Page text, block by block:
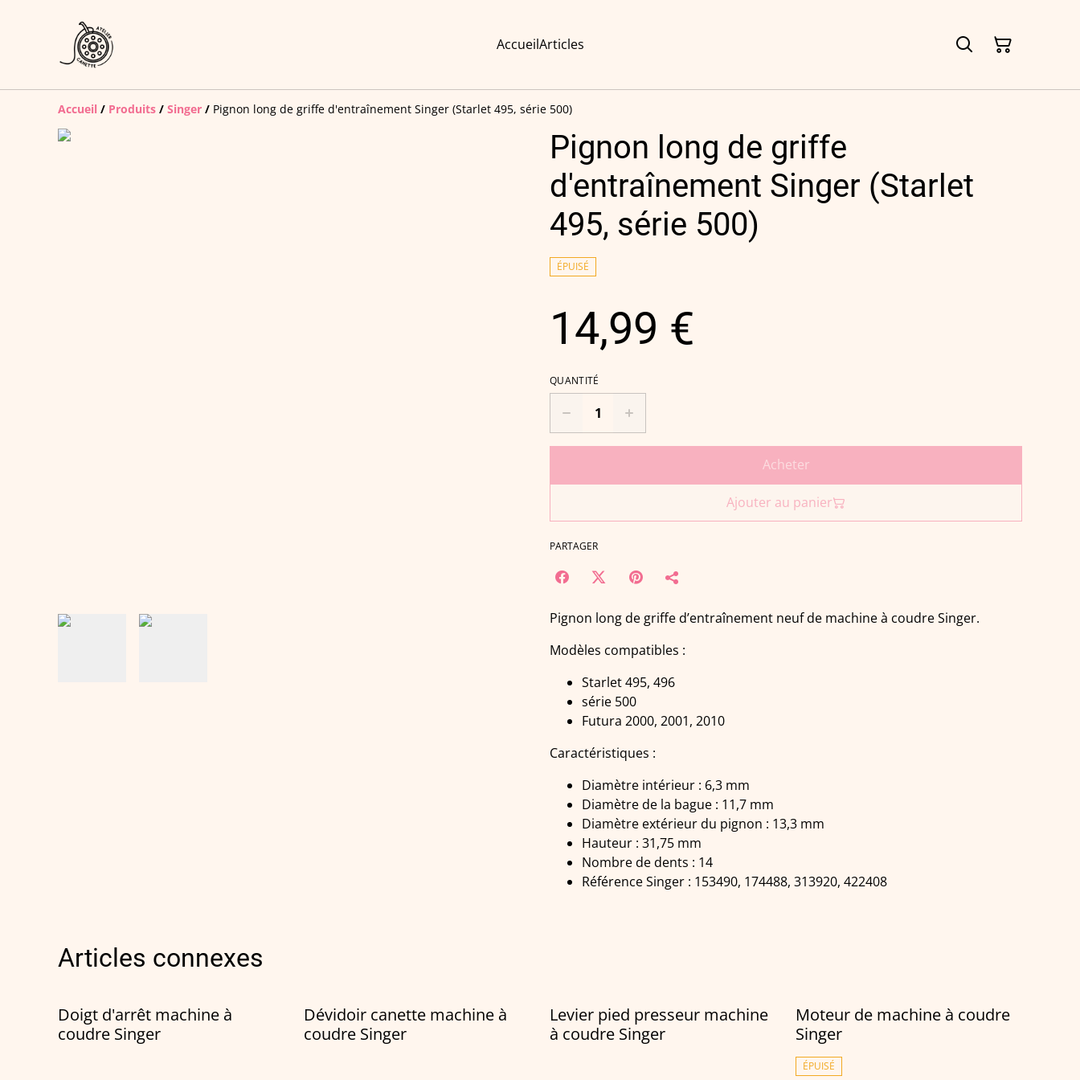
AccueilArticles
Accueil / Produits / Singer / Pignon long de griffe d'entraînement Singer (Starlet 495, série 500)
Pignon long de griffe
d'entraînement Singer (Starlet
495, série 500)
ÉPUISÉ
14,99 €
QUANTITÉ
Acheter
Ajouter au panier
PARTAGER
Pignon long de griffe d’entraînement neuf de machine à coudre Singer.
Modèles compatibles :
Starlet 495, 496
série 500
Futura 2000, 2001, 2010
Caractéristiques :
Diamètre intérieur : 6,3 mm
Diamètre de la bague : 11,7 mm
Diamètre extérieur du pignon : 13,3 mm
Hauteur : 31,75 mm
Nombre de dents : 14
Référence Singer : 153490, 174488, 313920, 422408
Articles connexes
Doigt d'arrêt machine à
coudre Singer
Dévidoir canette machine à
coudre Singer
Levier pied presseur machine
à coudre Singer
Moteur de machine à coudre
Singer
ÉPUISÉ